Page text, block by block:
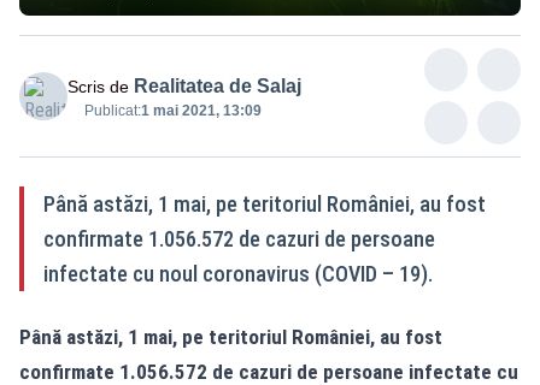
Scris de Realitatea de Salaj
Publicat:1 mai 2021, 13:09
Până astăzi, 1 mai, pe teritoriul României, au fost
confirmate 1.056.572 de cazuri de persoane
infectate cu noul coronavirus (COVID – 19).
Până astăzi, 1 mai, pe teritoriul României, au fost
confirmate 1.056.572 de cazuri de persoane infectate cu